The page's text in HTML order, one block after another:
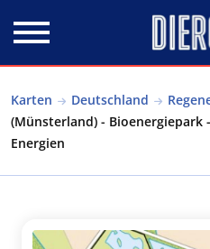
Karten Deutschland
(Münsterland) - Bioenergiepark
Energien